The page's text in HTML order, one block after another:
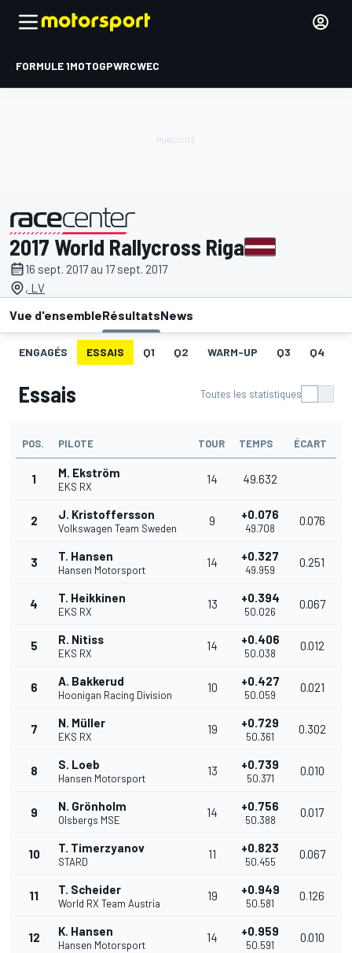
FORMULE 1MOTOGPWRCWEC
présenté par
2017 World Rallycross Riga
16 sept. 2017 au 17 sept. 2017
, LV
Vue d'ensembleRésultatsNews
ENGAGÉS ESSAIS Q1 Q2 WARM-UP Q3 Q4
Essais Toutes les statistiques
POS. PILOTE TOUR TEMPS ÉCART
1 M. Ekström
EKS RX
14 49.632
2 J. Kristoffersson
Volkswagen Team Sweden
9 +0.076
49.708
0.076
3 T. Hansen
Hansen Motorsport
14 +0.327
49.959
0.251
4 T. Heikkinen
EKS RX
13 +0.394
50.026
0.067
5 R. Nitiss
EKS RX
14 +0.406
50.038
0.012
6 A. Bakkerud
Hoonigan Racing Division
10 +0.427
50.059
0.021
7 N. Müller
EKS RX
19 +0.729
50.361
0.302
8 S. Loeb
Hansen Motorsport
13 +0.739
50.371
0.010
9 N. Grönholm
Olsbergs MSE
14 +0.756
50.388
0.017
10 T. Timerzyanov
STARD
11 +0.823
50.455
0.067
11 T. Scheider
World RX Team Austria
19 +0.949
50.581
0.126
12 K. Hansen
Hansen Motorsport
14 +0.959
50.591
0.010